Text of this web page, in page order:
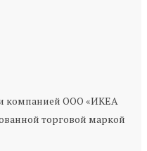
компанией ООО «ИКЕА
торговой маркой